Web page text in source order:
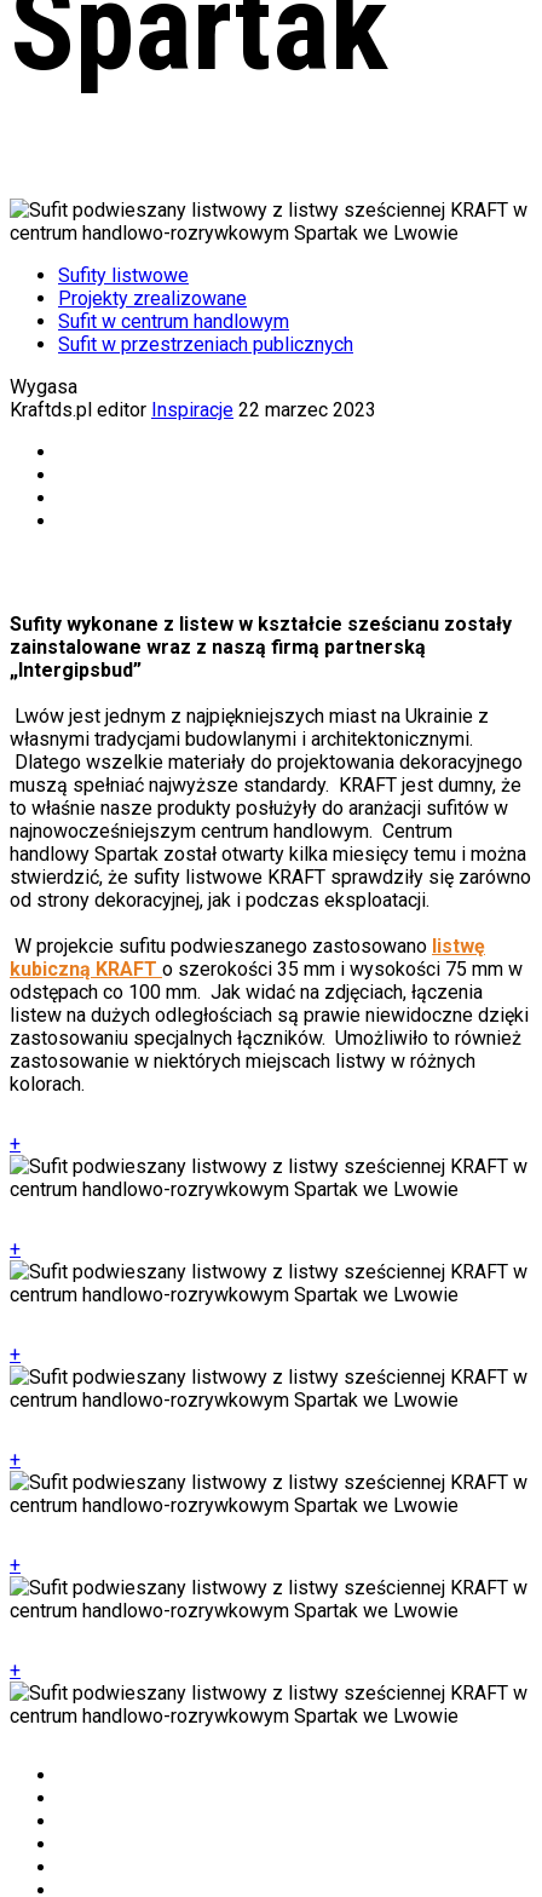
Sufity listwowe
Projekty zrealizowane
Sufit w centrum handlowym
Sufit w przestrzeniach publicznych
Wygasa
Kraftds.pl editor Inspiracje 22 marzec 2023
Sufity wykonane z listew w kształcie sześcianu zostały
zainstalowane wraz z naszą firmą partnerską
„Intergіpsbud”
Lwów jest jednym z najpiękniejszych miast na Ukrainie z
własnymi tradycjami budowlanymi i architektonicznymi.
Dlatego wszelkie materiały do ​​projektowania dekoracyjnego
muszą spełniać najwyższe standardy. KRAFT jest dumny, że
to właśnie nasze produkty posłużyły do ​​aranżacji sufitów w
najnowocześniejszym centrum handlowym. Centrum
handlowy Spartak został otwarty kilka miesięcy temu i można
stwierdzić, że sufity listwowe KRAFT sprawdziły się zarówno
od strony dekoracyjnej, jak i podczas eksploatacji.
W projekcie sufitu podwieszanego zastosowano listwę
kubiczną KRAFT o szerokości 35 mm i wysokości 75 mm w
odstępach co 100 mm. Jak widać na zdjęciach, łączenia
listew na dużych odległościach są prawie niewidoczne dzięki
zastosowaniu specjalnych łączników. Umożliwiło to również
zastosowanie w niektórych miejscach listwy w różnych
kolorach.
+
+
+
+
+
+